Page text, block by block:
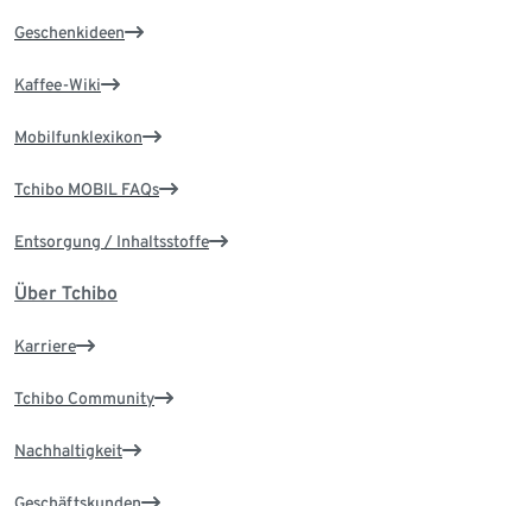
Geschenkideen
Kaffee-Wiki
Mobilfunklexikon
Tchibo MOBIL FAQs
Entsorgung / Inhaltsstoffe
Über Tchibo
Karriere
Tchibo Community
Nachhaltigkeit